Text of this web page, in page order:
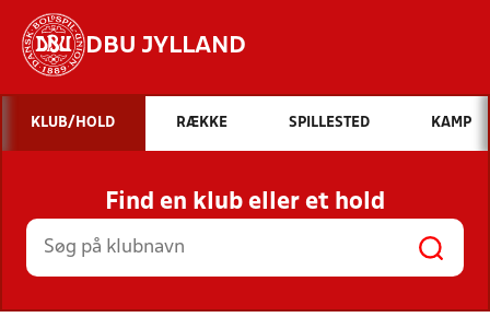
DBU JYLLAND
Hvad vil du søge efter?
INDHOLD OG NYHEDER
STILLINGER, RESULTATER, KLUBBER OG
HOLD
KLUB/HOLD RÆKKE SPILLESTED KAMP
Find en klub eller et hold